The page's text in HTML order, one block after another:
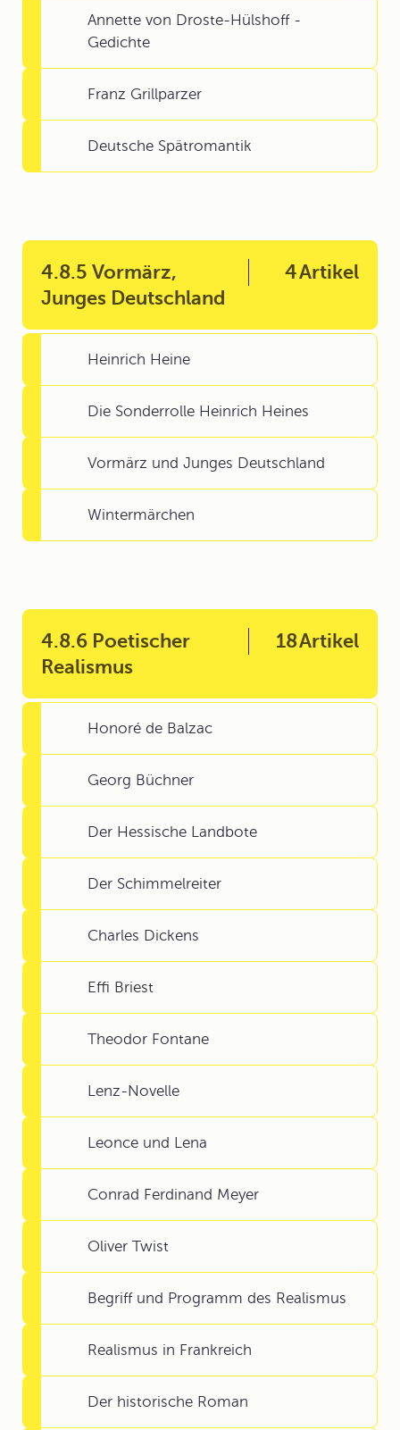
Annette von Droste-Hülshoff -
Gedichte
Franz Grillparzer
Deutsche Spätromantik
4.8.5 Vormärz,
Junges Deutschland
4Artikel
Heinrich Heine
Die Sonderrolle Heinrich Heines
Vormärz und Junges Deutschland
Wintermärchen
4.8.6 Poetischer
Realismus
18Artikel
Honoré de Balzac
Georg Büchner
Der Hessische Landbote
Der Schimmelreiter
Charles Dickens
Effi Briest
Theodor Fontane
Lenz-Novelle
Leonce und Lena
Conrad Ferdinand Meyer
Oliver Twist
Begriff und Programm des Realismus
Realismus in Frankreich
Der historische Roman